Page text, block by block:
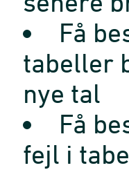
Få
tabeller
nye tal
Få
fejl i